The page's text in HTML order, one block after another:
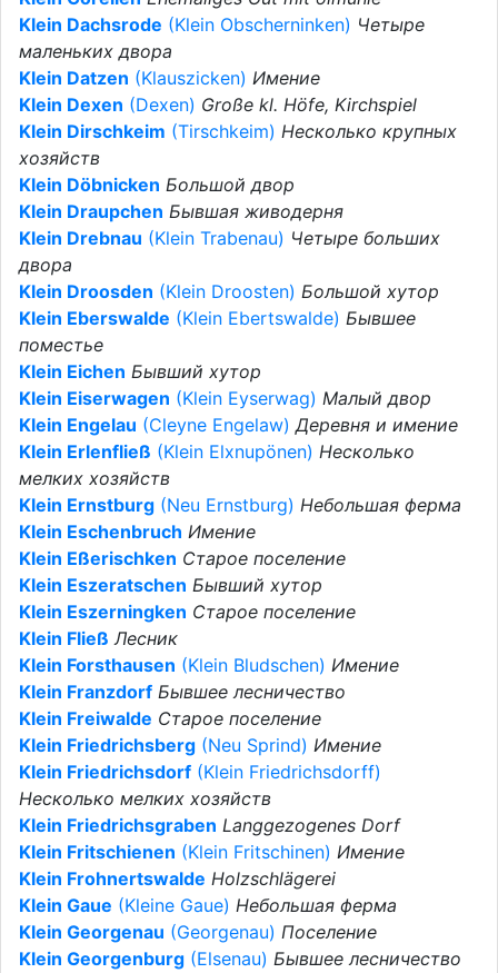
Klein Dachsrode (Klein Obscherninken) Четыре
маленьких двора
Klein Datzen (Klauszicken) Имение
Klein Dexen (Dexen) Große kl. Höfe, Kirchspiel
Klein Dirschkeim (Tirschkeim) Несколько крупных
хозяйств
Klein Döbnicken Большой двор
Klein Draupchen Бывшая живодерня
Klein Drebnau (Klein Trabenau) Четыре больших
двора
Klein Droosden (Klein Droosten) Большой хутор
Klein Eberswalde (Klein Ebertswalde) Бывшее
поместье
Klein Eichen Бывший хутор
Klein Eiserwagen (Klein Eyserwag) Малый двор
Klein Engelau (Cleyne Engelaw)Деревня и имение
Klein Erlenfließ (Klein Elxnupönen) Несколько
мелких хозяйств
Klein Ernstburg (Neu Ernstburg) Небольшая ферма
Klein Eschenbruch Имение
Klein Eßerischken Старое поселение
Klein Eszeratschen Бывший хутор
Klein Eszerningken Старое поселение
Klein Fließ Лесник
Klein Forsthausen (Klein Bludschen) Имение
Klein Franzdorf Бывшее лесничество
Klein Freiwalde Старое поселение
Klein Friedrichsberg (Neu Sprind) Имение
Klein Friedrichsdorf (Klein Friedrichsdorff)
Несколько мелких хозяйств
Klein Friedrichsgraben Langgezogenes Dorf
Klein Fritschienen (Klein Fritschinen) Имение
Klein Frohnertswalde Holzschlägerei
Klein Gaue (Kleine Gaue) Небольшая ферма
Klein Georgenau (Georgenau) Поселение
Klein Georgenburg (Elsenau) Бывшее лесничество